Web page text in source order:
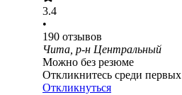
3.4
•
190 отзывов
Чита, р-н Центральный
Можно без резюме
Откликнитесь среди первых
Откликнуться